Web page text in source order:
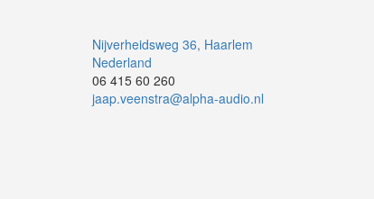
Nijverheidsweg 36, Haarlem
Nederland
06 415 60 260
jaap.veenstra@alpha-audio.nl